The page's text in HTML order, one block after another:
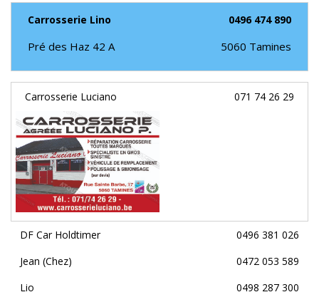
Carrosserie Lino 0496 474 890
Pré des Haz 42 A 5060 Tamines
Carrosserie Luciano 071 74 26 29
DF Car Holdtimer
0496 381 026
Jean (Chez)
0472 053 589
Lio
0498 287 300